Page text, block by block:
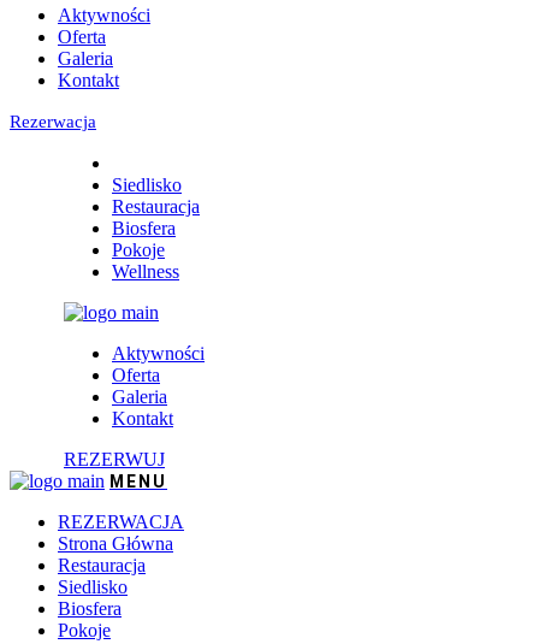
Aktywności
Oferta
Galeria
Kontakt
Rezerwacja
Siedlisko
Restauracja
Biosfera
Pokoje
Wellness
Aktywności
Oferta
Galeria
Kontakt
REZERWUJ
REZERWACJA
Strona Główna
Restauracja
Siedlisko
Biosfera
Pokoje